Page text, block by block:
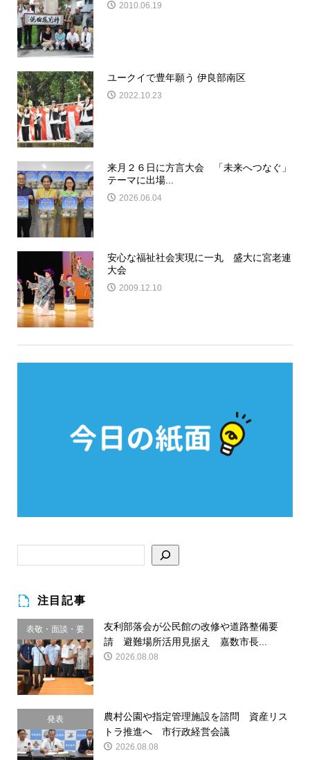
2010.06.19
ユークイで豊年願う 伊良部南区
2022.10.23
来月２６日に方言大会 「未来へつなぐ」
テーマに出場...
2026.06.04
安心な福祉社会実現に一丸 盛大に宮老連
大会
2009.12.10
注目記事
表敬・面談・要
請
友利部落会が公民館の改修や道路整備要
請 避難場所活用見据え 嘉数市長...
2026.08.08
発表
農村公園や指定管理施設を諮問 資産リス
トラ推進へ 市行政経営会議
2026.08.08